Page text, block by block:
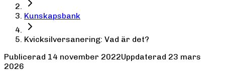
Kunskapsbank
Kvicksilversanering: Vad är det?
Publicerad 14 november 2022Uppdaterad 23 mars
2026